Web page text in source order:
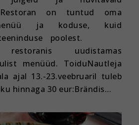
Restoran on tuntud oma
ja koduse, kuid
teeninduse poolest.
uudistamas
menüüd. ToiduNautleja
ajal 13.-23.veebruaril tuleb
hinnaga 30 eur:Brändis…